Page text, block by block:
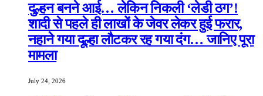
दुल्हन बनने आई… लेकिन निकली ‘लेडी ठग’!
शादी से पहले ही लाखों के जेवर लेकर हुई फरार,
नहाने गया दूल्हा लौटकर रह गया दंग… जानिए पूरा
मामला
July 24, 2026